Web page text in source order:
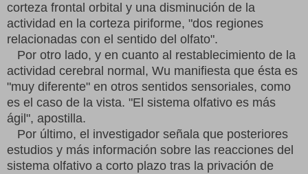
corteza frontal orbital y una disminución de la
actividad en la corteza piriforme, "dos regiones
relacionadas con el sentido del olfato".
Por otro lado, y en cuanto al restablecimiento de la
actividad cerebral normal, Wu manifiesta que ésta es
"muy diferente" en otros sentidos sensoriales, como
es el caso de la vista. "El sistema olfativo es más
ágil", apostilla.
Por último, el investigador señala que posteriores
estudios y más información sobre las reacciones del
sistema olfativo a corto plazo tras la privación de